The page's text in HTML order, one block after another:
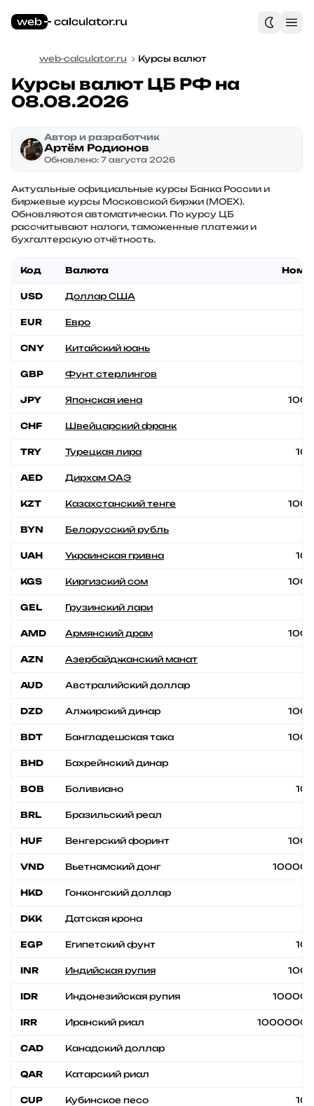
web-calculator.ru Курсы валют
Курсы валют ЦБ РФ на
08.08.2026
Автор и разработчик
Артём Родионов
Обновлено: 7 августа 2026
Актуальные официальные курсы Банка России и
биржевые курсы Московской биржи (MOEX).
Обновляются автоматически. По курсу ЦБ
рассчитывают налоги, таможенные платежи и
бухгалтерскую отчётность.
Код Валюта Ном.
USD Доллар США
EUR Евро
CNY Китайский юань
GBP Фунт стерлингов
JPY Японская иена 100
CHF Швейцарский франк
TRY Турецкая лира 10
AED Дирхам ОАЭ
KZT Казахстанский тенге 100
BYN Белорусский рубль
UAH Украинская гривна 10
KGS Киргизский сом 100
GEL Грузинский лари
AMD Армянский драм 100
AZN Азербайджанский манат
AUD Австралийский доллар
DZD Алжирский динар 100
BDT Бангладешская така 100
BHD Бахрейнский динар
BOB Боливиано 10
BRL Бразильский реал
HUF Венгерский форинт 100
VND Вьетнамский донг 10000
HKD Гонконгский доллар
DKK Датская крона
EGP Египетский фунт 10
INR Индийская рупия 100
IDR Индонезийская рупия 10000
IRR Иранский риал 1000000
CAD Канадский доллар
QAR Катарский риал
CUP Кубинское песо 10